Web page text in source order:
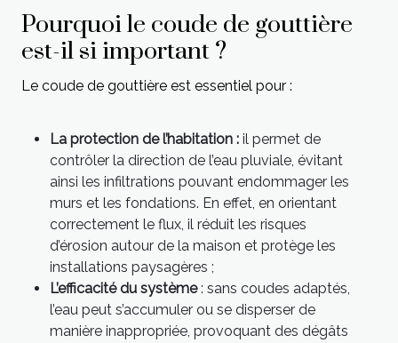
Pourquoi le coude de gouttière
est-il si important ?
Le coude de gouttière est essentiel pour :
La protection de l’habitation : il permet de
contrôler la direction de l’eau pluviale, évitant
ainsi les infiltrations pouvant endommager les
murs et les fondations. En effet, en orientant
correctement le flux, il réduit les risques
d’érosion autour de la maison et protège les
installations paysagères ;
L’efficacité du système: sans coudes adaptés,
l’eau peut s’accumuler ou se disperser de
manière inappropriée, provoquant des dégâts